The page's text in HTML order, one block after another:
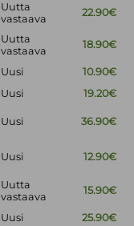
Uutta
vastaava
22.90€
Uutta
vastaava
18.90€
Uusi
10.90€
Uusi
19.20€
Uusi 36.90€
Uusi 12.90€
Uutta
vastaava
15.90€
Uusi 25.90€